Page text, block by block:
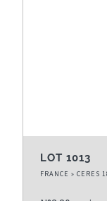
LOT 1013
FRANCE » CERES